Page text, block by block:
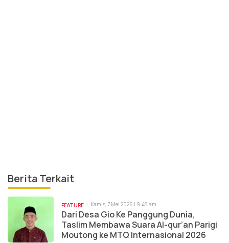
Berita Terkait
FEATURE Kamis, 7 Mei 2026 | 9:48 am
Dari Desa Gio Ke Panggung Dunia,
Taslim Membawa Suara Al-qur’an Parigi
Moutong ke MTQ Internasional 2026